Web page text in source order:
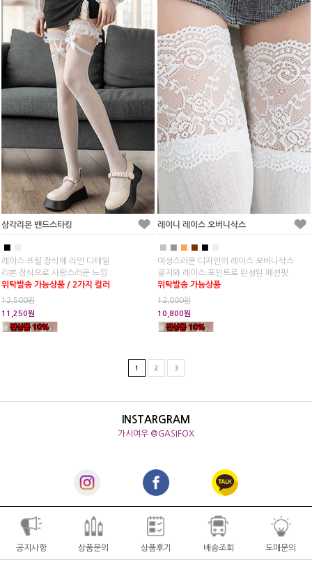
삼각리본 밴드스타킹
■
레이스 프릴 장식에 라인 디테일
리본 장식으로 사랑스러운 느낌
위탁발송 가능상품 / 2가지 컬러
12,500원
11,250원
레이니 레이스 오버니삭스
■ ■ ■ ■ ■
여성스러운 디자인의 레이스 오버니삭스
골지와 레이스 포인트로 완성된 패션핏
위탁발송 가능상품
12,000원
10,800원
1 2 3
INSTARGRAM
가시여우 @GASIFOX
공지사항 상품문의 상품후기 배송조회 도매문의